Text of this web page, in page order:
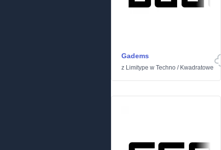
Gadems
z Limitype w Techno / Kwadratowe